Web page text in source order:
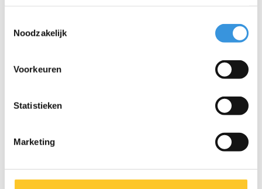
Noodzakelijk
Voorkeuren
Statistieken
Marketing
* Verplichte velden
Contact & openingstijden
Verkooppunten